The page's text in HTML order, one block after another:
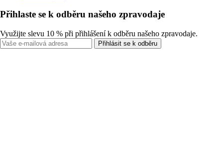
Přihlaste se k odběru našeho zpravodaje
Využijte slevu 10 % při přihlášení k odběru našeho zpravodaje.
Přihlásit se k odběru